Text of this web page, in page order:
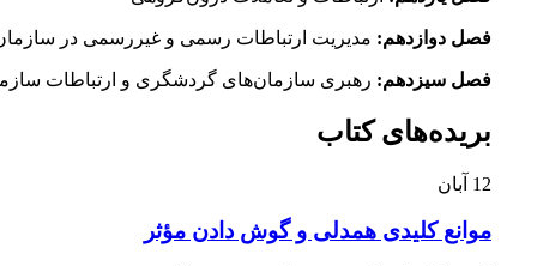
فصل دوازدهم: مدیریت ارتباطات رسمی و غیر‌رسمی در
فصل سیزدهم: رهبری سازمان‌های گردشگری و ارتباطات
بریده‌های کتاب
12 آبان
موانع کلیدی همدلی و گوش دادن مؤثر